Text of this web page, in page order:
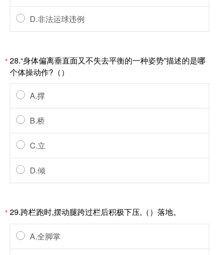
D.非法运球违例
*28.“身体偏离垂直面又不失去平衡的一种姿势”描述的是哪
个体操动作?（）
A.撑
B.桥
C.立
D.倾
*29.跨栏跑时,摆动腿跨过栏后积极下压,（）落地。
A.全脚掌